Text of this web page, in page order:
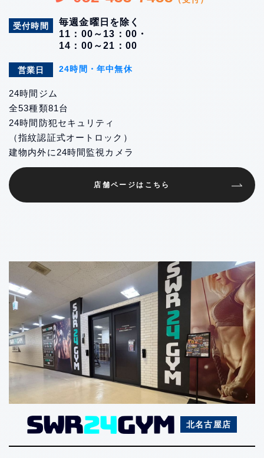
受付時間
毎週金曜日を除く
11：00～13：00・
14：00～21：00
営業日 24時間・年中無休
24時間ジム
全53種類81台
24時間防犯セキュリティ
（指紋認証式オートロック）
建物内外に24時間監視カメラ
店舗ページはこちら
北名古屋店